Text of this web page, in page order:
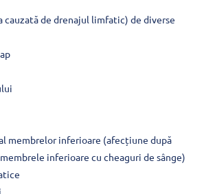
cauzată de drenajul limfatic) de diverse
membrelor inferioare (afecțiune după
inferioare cu cheaguri de sânge)